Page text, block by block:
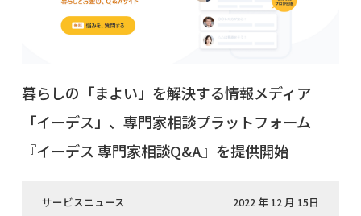
暮らしの「まよい」を解決する情報メディア
「イーデス」、専門家相談プラットフォーム
『イーデス 専門家相談Q&A』を提供開始
サービスニュース 2022 年 12 月 15日